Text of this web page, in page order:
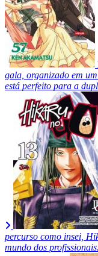
gala, organizado em
está perfeito para a
percurso como insei,
mundo dos